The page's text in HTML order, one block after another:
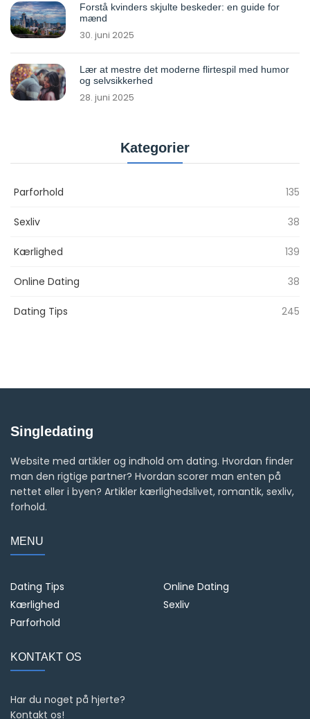
Forstå kvinders skjulte beskeder: en guide for
mænd
30. juni 2025
Lær at mestre det moderne flirtespil med humor
og selvsikkerhed
28. juni 2025
Kategorier
Parforhold 135
Sexliv 38
Kærlighed 139
Online Dating 38
Dating Tips 245
Singledating
Website med artikler og indhold om dating. Hvordan finder
man den rigtige partner? Hvordan scorer man enten på
nettet eller i byen? Artikler kærlighedslivet, romantik, sexliv,
forhold.
MENU
Dating Tips
Online Dating
Kærlighed
Sexliv
Parforhold
KONTAKT OS
Har du noget på hjerte?
Kontakt os!